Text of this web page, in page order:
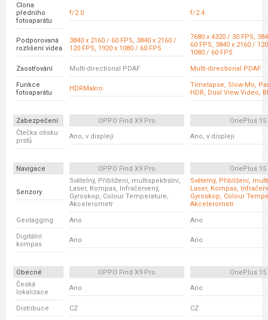
Clona
předního
fotoaparátu
f/2.0 f/2.4
Podporovaná
rozlišení videa
3840 x 2160 / 60 FPS, 3840 x 2160 /
120 FPS, 1920 x 1080 / 60 FPS
7680 x 4320 / 30 FPS,
60 FPS, 3840 x 2160 /
1080 / 60 FPS
Zaostřování Multi-directional PDAF Multi-directional PDAF
Funkce
fotoaparátu
HDRMakro
Timelapse, Slow-Mo,
HDR, Dual View Video,
Zabezpečení OPPO Find X9 Pro
OnePlus 15
Čtečka otisku
prstů
Ano, v displeji Ano, v displeji
Navigace OPPO Find X9 Pro OnePlus 15
Senzory
Světelný, Přiblížení, multispektrální,
Laser, Kompas, Infračervený,
Gyroskop, Colour Temperature,
Akcelerometr
Světelný, Přiblížení,
Laser, Kompas,
Gyroskop, Colour
Akcelerometr
Geotagging Ano Ano
Digitální
kompas
Ano Ano
Obecné OPPO Find X9 Pro
OnePlus 15
Česká
lokalizace
Ano Ano
Distribuce CZ CZ